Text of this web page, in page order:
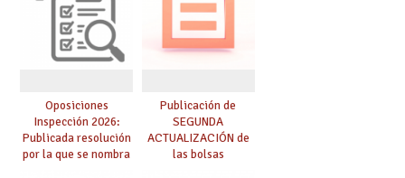
Oposiciones
Inspección 2026:
Publicada resolución
por la que se nombra
Publicación de
SEGUNDA
ACTUALIZACIÓN de
las bolsas